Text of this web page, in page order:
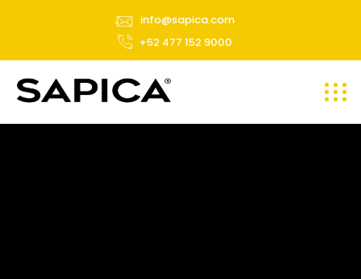
info@sapica.com
+52 477 152 9000